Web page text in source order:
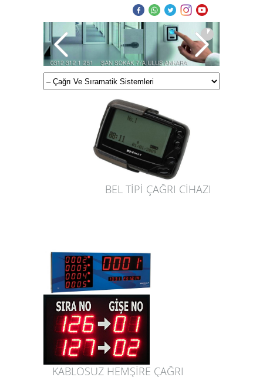
BEL TİPİ ÇAĞRI CİHAZI
KABLOSUZ HEMŞİRE ÇAĞRI